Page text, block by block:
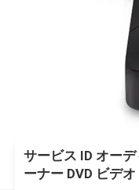
サービス ID オー
ーナー DVD ビデ